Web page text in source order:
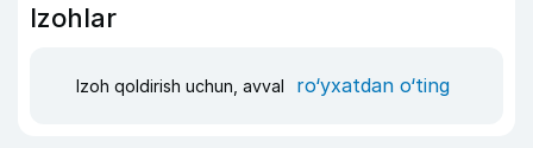
Izohlar
Izoh qoldirish uchun, avval ro‘yxatdan o‘ting